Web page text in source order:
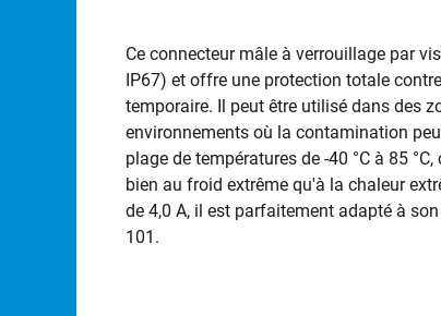
Ce connecteur mâle à verrouillage par
IP67) et offre une protection totale
temporaire. Il peut être utilisé dans des
environnements où la contamination
plage de températures de -40 °C à 85
bien au froid extrême qu'à la chaleur
de 4,0 A, il est parfaitement adapté à
101.